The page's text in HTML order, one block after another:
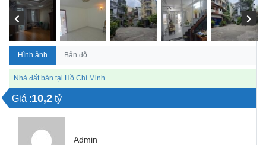
Hình ảnh Bản đồ
Nhà đất bán tại Hồ Chí Minh
Giá :10,2 tỷ
Admin